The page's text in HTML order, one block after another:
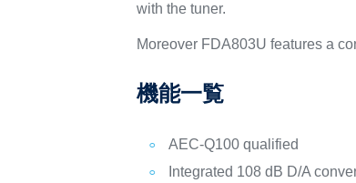
with the tuner.
Moreover FDA803U features a
機能一覧
AEC-Q100 qualified
Integrated 108 dB D/A